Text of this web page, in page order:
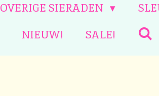
OVERIGE SIERADEN
NIEUW!
SALE!